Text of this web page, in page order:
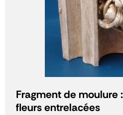
Fragment de moulure
fleurs entrelacées